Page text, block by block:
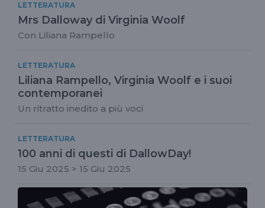
LETTERATURA
Mrs Dalloway di Virginia Woolf
Con Liliana Rampello
LETTERATURA
Liliana Rampello, Virginia Woolf e i suoi
contemporanei
Un ritratto inedito a più voci
LETTERATURA
100 anni di questi di DallowDay!
15 Giu 2025 > 15 Giu 2025